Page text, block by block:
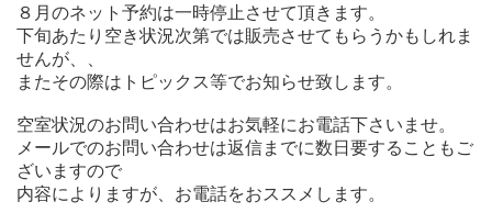
８月のネット予約は一時停止させて頂きます。
下旬あたり空き状況次第では販売させてもらうかもしれま
せんが、、
またその際はトピックス等でお知らせ致します。
空室状況のお問い合わせはお気軽にお電話下さいませ。
メールでのお問い合わせは返信までに数日要することもご
ざいますので
内容によりますが、お電話をおススメします。